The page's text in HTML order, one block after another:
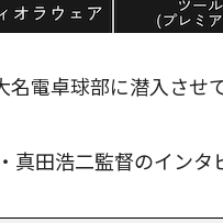
電卓球部に潜入させ
真田浩二監督のインタ